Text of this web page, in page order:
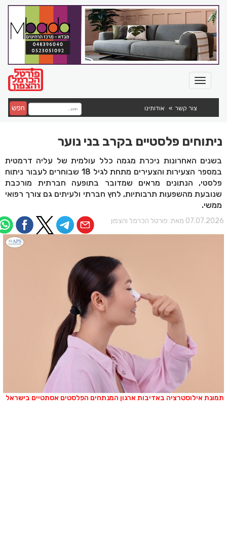
צור קשר אודותינו חפש
ניתוחים פלסטיים בקרב בני נוער
בשנים האחרונות ניכרת מגמה כלל עולמית של עליה דרמטית
במספר הצעירות והצעירים מתחת לגיל 18 שבוחרים לעבור ניתוח
פלסטי, הנתונים מראים שמדובר בתופעה חברתית מורכבת
שנובעת מהשפעות תרבותיות, לחץ חברתי ולעיתים גם צורך רפואי
ממשי.
מאת: פורטל הכרמל והצפון
אילוסטרציה באדיבות ארגון המנתחים הפלסטים אסתטיים בישראל